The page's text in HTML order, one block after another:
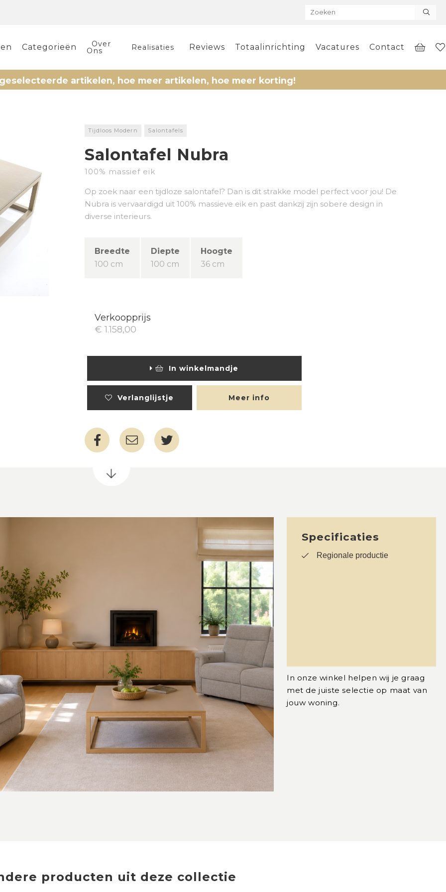
Categorieën Over
Ons Realisaties Reviews Totaalinrichting Vacatures Contact
artikelen, hoe meer artikelen, hoe meer korting!
Tijdloos Modern Salontafels
Salontafel Nubra
100% massief eik
Op zoek naar een tijdloze salontafel? Dan is dit strakke model perfect voor jou! De
Nubra is vervaardigd uit 100% massieve eik en past dankzij zijn sobere design in
diverse interieurs.
Breedte
100 cm
Diepte
100 cm
Hoogte
36 cm
Verkoopprijs
€ 1.158,00
In winkelmandje
Verlanglijstje Meer info
Specificaties
Regionale productie
In onze winkel helpen wij je graag
met de juiste selectie op maat van
jouw woning.
producten uit deze collectie